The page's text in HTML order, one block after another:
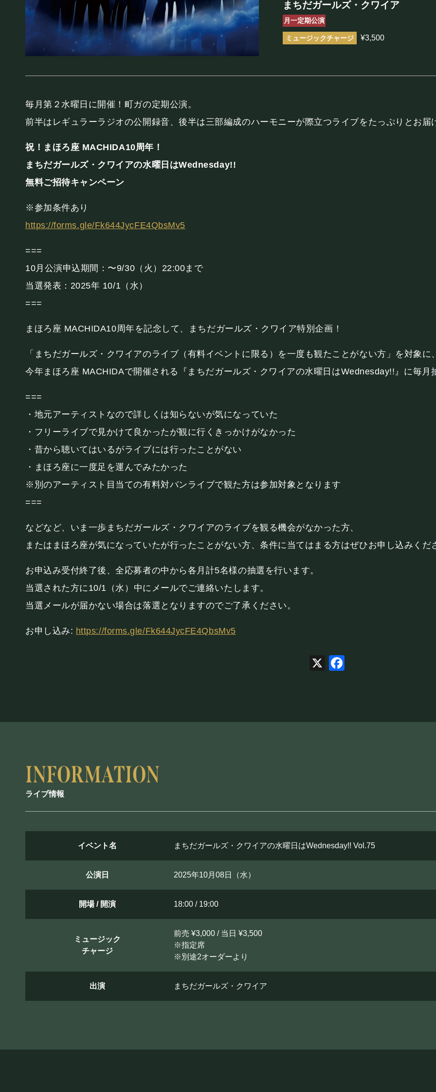
お知らせ
SCHEDULE
RESERVATION
PRIVATE
座長挨拶
機材リスト
まちだガールズ・クワイア
月一定期公演
¥3,500
毎月第２水曜日に開催！町ガの定期公演。
前半はレギュラーラジオの公開録音、後半は三部編成のハーモニーが際立つライブをたっぷりとお届
祝！まほろ座 MACHIDA10周年！
まちだガールズ・クワイアの水曜日はWednesday!!
無料ご招待キャンペーン
※参加条件あり
https://forms.gle/Fk644JycFE4QbsMv5
===
10月公演申込期間：〜9/30（火）22:00まで
当選発表：2025年 10/1（水）
===
まほろ座 MACHIDA10周年を記念して、まちだガールズ・クワイア特別企画！
「まちだガールズ・クワイアのライブ（有料イベントに限る）を一度も観たことがない方」を対象に
今年まほろ座 MACHIDAで開催される『まちだガールズ・クワイアの水曜日はWednesday!!』に毎月
===
・地元アーティストなので詳しくは知らないが気になっていた
・フリーライブで見かけて良かったが観に行くきっかけがなかった
・昔から聴いてはいるがライブには行ったことがない
・まほろ座に一度足を運んでみたかった
※別のアーティスト目当ての有料対バンライブで観た方は参加対象となります
===
などなど、いま一歩まちだガールズ・クワイアのライブを観る機会がなかった方、
またはまほろ座が気になっていたが行ったことがない方、条件に当てはまる方はぜひお申し込みくだ
お申込み受付終了後、全応募者の中から各月計5名様の抽選を行います。
当選された方に10/1（水）中にメールでご連絡いたします。
当選メールが届かない場合は落選となりますのでご了承ください。
お申し込み: https://forms.gle/Fk644JycFE4QbsMv5
X
ライブ情報
イベント名 まちだガールズ・クワイアの水曜日はWednesday!! Vol.75
公演日 2025年10月08日（水）
開場 / 開演 18:00 / 19:00
ミュージック
チャージ
前売 ¥3,000 / 当日 ¥3,500
※指定席
※別途2オーダーより
出演 まちだガールズ・クワイア